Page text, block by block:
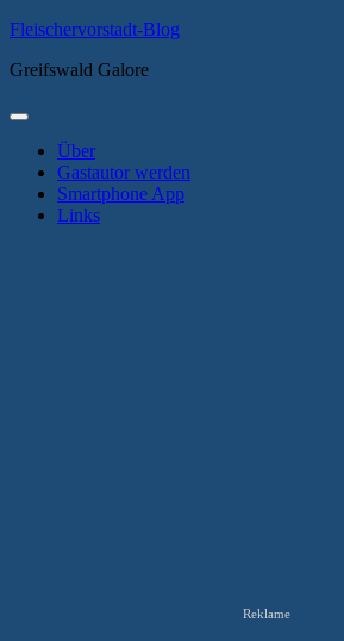
Zum
springen
Fleischervorstadt-Blog
Greifswald Galore
Primäres
Über
Gastautor werden
Smartphone App
Links
Reklame